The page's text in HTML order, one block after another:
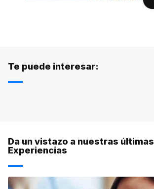
Te puede interesar:
Da un vistazo a nuestras últimas
Experiencias